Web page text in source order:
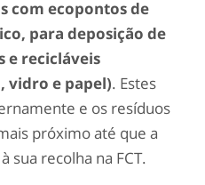
com ecopontos de
para deposição de
e recicláveis
vidro e papel). Estes
e os resíduos
próximo até que a
sua recolha na FCT.